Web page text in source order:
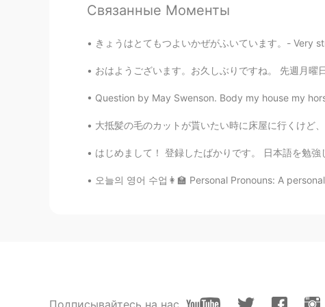
to make friends?
JP EN
@Matt If you dont like it then dont
Matt
Связанные Моменты
きょうはとてもつよいかぜがふいています。- Very
おはようございます。お久しぶりですね。 先週月曜日にoxfordに行って大学院の友達に合い
Question by May Swenson. Body my house my
大抵髪の毛のカットが貰いたい時に床屋に行くけど、コービッドのロックダウン
はじめまして！ 登録したばかりです。 日本語を勉強したいです🌸 語彙力が足りないので主に文字
오늘의 영어 수업👩‍🏫 Personal Pronouns: A
Подписывайтесь на нас